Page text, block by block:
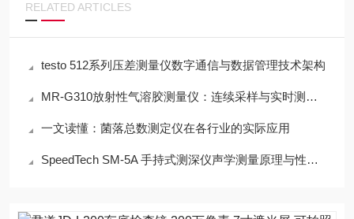
RELATED ARTICLES
testo 512系列压差测量仪数字通信与数据管理技术架构
MR-G310放射性气溶胶测量仪：连续采样与实时测量一体化设计
一文读懂：菌落总数测定仪在各行业的实际应用
SpeedTech SM-5A 手持式测深仪声学测量原理与性能分析